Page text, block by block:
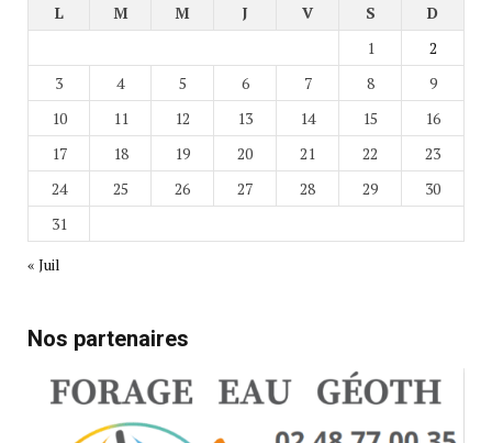
L
M M J V S
D
1
2
3
4 5 6 7 8
9
10
11 12 13 14 15
16
17
18 19 20 21 22
23
24
25 26 27 28 29
30
31
« Juil
Nos partenaires